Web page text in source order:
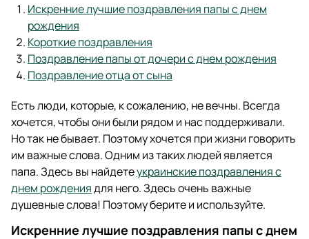
Искренние лучшие поздравления папы с днем
рождения
Короткие поздравления
Поздравление папы от дочери с днем рождения
Поздравление отца от сына
Есть люди, которые, к сожалению, не вечны. Всегда
хочется, чтобы они были рядом и нас поддерживали.
Но так не бывает. Поэтому хочется при жизни говорить
им важные слова. Одним из таких людей является
папа. Здесь вы найдетеукраинские поздравления с
днем рождениядля него. Здесь очень важные
душевные слова! Поэтому берите и используйте.
Искренние лучшие поздравления папы с днем